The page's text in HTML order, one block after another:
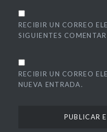
RECIBIR UN CORREO
SIGUIENTES
RECIBIR UN CORREO
NUEVA ENTRADA.